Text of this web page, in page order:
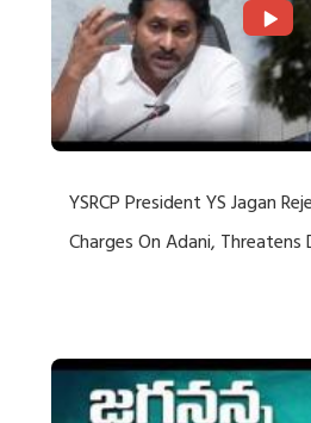
YSRCP President YS Jagan
Charges On Adani,